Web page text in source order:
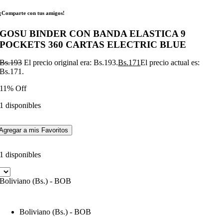
¡Comparte con tus amigos!
GOSU BINDER CON BANDA ELASTICA 9
POCKETS 360 CARTAS ELECTRIC BLUE
Bs.193 El precio original era: Bs.193.Bs.171El precio actual es:
Bs.171.
11% Off
1 disponibles
a mis Favoritos
1 disponibles
Boliviano (Bs.) - BOB
Boliviano (Bs.) - BOB